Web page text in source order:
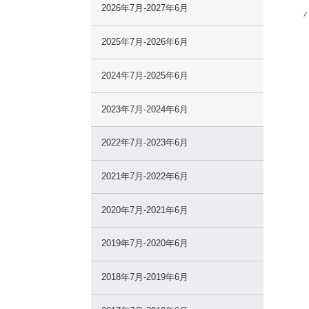
2026年7月-2027年6月
2025年7月-2026年6月
2024年7月-2025年6月
2023年7月-2024年6月
2022年7月-2023年6月
2021年7月-2022年6月
2020年7月-2021年6月
2019年7月-2020年6月
2018年7月-2019年6月